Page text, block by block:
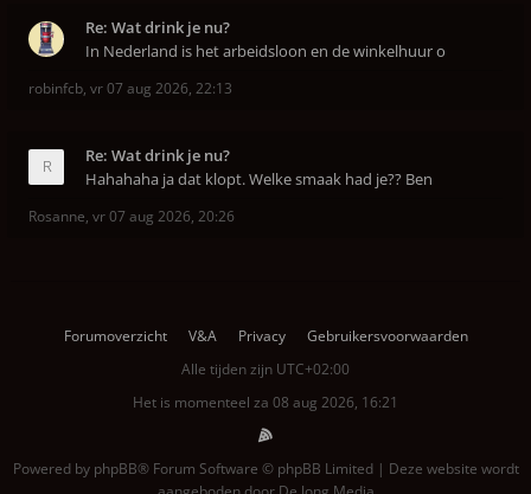
Re: Wat drink je nu?
In Nederland is het arbeidsloon en de winkelhuur o
robinfcb, vr 07 aug 2026, 22:13
Re: Wat drink je nu?
Hahahaha ja dat klopt. Welke smaak had je?? Ben
Rosanne, vr 07 aug 2026, 20:26
Forumoverzicht V&A Privacy
Gebruikersvoorwaarden
Alle tijden zijn UTC+02:00
Het is momenteel za 08 aug 2026, 16:21
Powered by phpBB® Forum Software © phpBB Limited | Deze website wordt